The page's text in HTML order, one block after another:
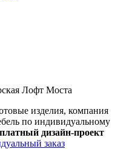
Лофт Моста
изделия, компания
по индивидуальному
дизайн-проект
заказ